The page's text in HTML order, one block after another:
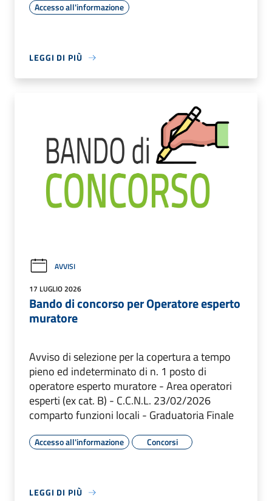
Accesso all'informazione
LEGGI DI PIÙ
AVVISI
17 LUGLIO 2026
Bando di concorso per Operatore esperto
muratore
Avviso di selezione per la copertura a tempo
pieno ed indeterminato di n. 1 posto di
operatore esperto muratore - Area operatori
esperti (ex cat. B) - C.C.N.L. 23/02/2026
comparto funzioni locali - Graduatoria Finale
Accesso all'informazione Concorsi
LEGGI DI PIÙ